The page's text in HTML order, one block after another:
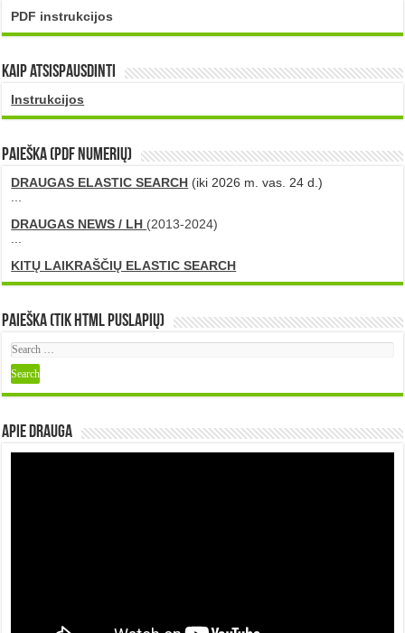
PDF instrukcijos
Kaip atsispausdinti
Instrukcijos
PAIEŠKA (PDF numerių)
DRAUGAS ELASTIC SEARCH (iki 2026 m. vas. 24 d.)
...
DRAUGAS NEWS / LH (2013-2024)
...
KITŲ LAIKRAŠČIŲ ELASTIC SEARCH
Paieška (tik HTML puslapių)
Apie DRAUGA